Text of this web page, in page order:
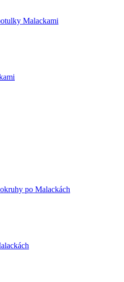
Malackami
po Malackách